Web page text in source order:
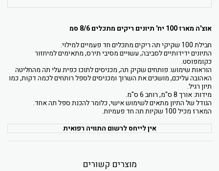
אוצ'ה מארז 100 יח' תיונים ריקים מתכלים 8/6 סמ
חבילת 100 שקיקי תה ריקים מתכלים חד פעמיים למילוי.
התיונים ידידותיים לסביבה, עשויים מסיבי תירס, מתאימים למיחזור
כקומפוסט.
הוראות שימוש: פותחים שקיק תה, מכניסים לתוכו כפית עלי תה מהחליטה
האהובה עליכם, מושכים את השרוך ומכניסים לספל רותחים לכמה דקות, כמו
תיון רגיל.
מידות: אורך 8 ס"מ, רוחב 6 ס"מ.
הגודל של התיון מתאים לשימוש אישי, כלומר להכנת ספל תה אחד.
המארז מכיל 100 שקיות תה חד פעמיות.
אין לייחס לרשום התוויה רפואית
מוצרים קשורים